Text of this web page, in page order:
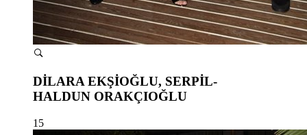
DİLARA EKŞİOĞLU, SERPİL-
HALDUN ORAKÇIOĞLU
15